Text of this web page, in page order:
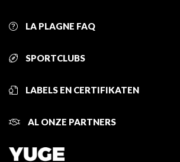
LA PLAGNE FAQ
SPORTCLUBS
LABELS EN CERTIFIKATEN
AL ONZE PARTNERS